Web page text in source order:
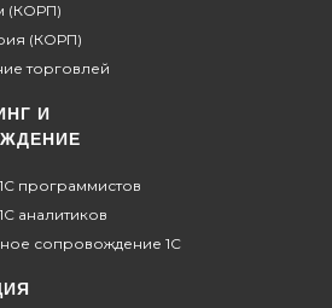
(КОРП)
(КОРП)
торговлей
И
программистов
аналитиков
сопровождение 1С